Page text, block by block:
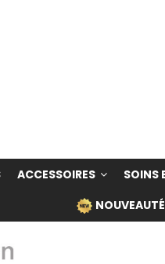
ACCESSOIRES SOINS